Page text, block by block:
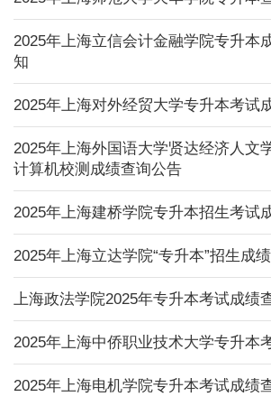
2025年上海立信会计金融学院专升本
知
2025年上海对外经贸大学专升本考试
2025年上海外国语大学贤达经济人文
计算机校测成绩查询公告
2025年上海建桥学院专升本招生考试
2025年上海立达学院“专升本”招生成
上海政法学院2025年专升本考试成绩
2025年上海中侨职业技术大学专升本
2025年上海电机学院专升本考试成绩